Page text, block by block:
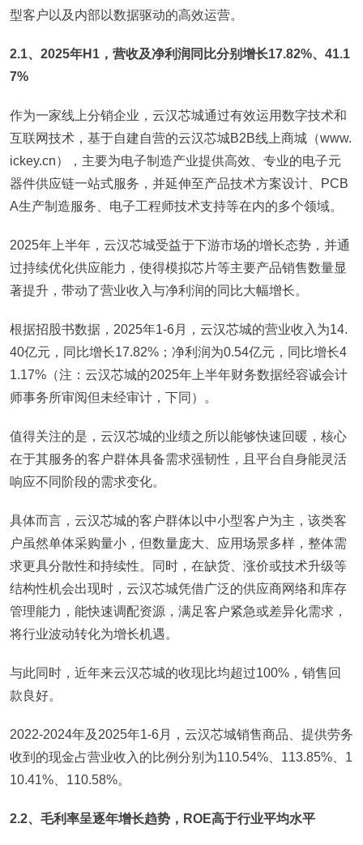
型客户以及内部以数据驱动的高效运营。
2.1、2025年H1，营收及净利润同比分别增长17.82%、41.1
7%
作为一家线上分销企业，云汉芯城通过有效运用数字技术和
互联网技术，基于自建自营的云汉芯城B2B线上商城（www.
ickey.cn），主要为电子制造产业提供高效、专业的电子元
器件供应链一站式服务，并延伸至产品技术方案设计、PCB
A生产制造服务、电子工程师技术支持等在内的多个领域。
2025年上半年，云汉芯城受益于下游市场的增长态势，并通
过持续优化供应能力，使得模拟芯片等主要产品销售数量显
著提升，带动了营业收入与净利润的同比大幅增长。
根据招股书数据，2025年1-6月，云汉芯城的营业收入为14.
40亿元，同比增长17.82%；净利润为0.54亿元，同比增长4
1.17%（注：云汉芯城的2025年上半年财务数据经容诚会计
师事务所审阅但未经审计，下同）。
值得关注的是，云汉芯城的业绩之所以能够快速回暖，核心
在于其服务的客户群体具备需求强韧性，且平台自身能灵活
响应不同阶段的需求变化。
具体而言，云汉芯城的客户群体以中小型客户为主，该类客
户虽然单体采购量小，但数量庞大、应用场景多样，整体需
求更具分散性和持续性。同时，在缺货、涨价或技术升级等
结构性机会出现时，云汉芯城凭借广泛的供应商网络和库存
管理能力，能快速调配资源，满足客户紧急或差异化需求，
将行业波动转化为增长机遇。
与此同时，近年来云汉芯城的收现比均超过100%，销售回
款良好。
2022-2024年及2025年1-6月，云汉芯城销售商品、提供劳务
收到的现金占营业收入的比例分别为110.54%、113.85%、1
10.41%、110.58%。
2.2、毛利率呈逐年增长趋势，ROE高于行业平均水平